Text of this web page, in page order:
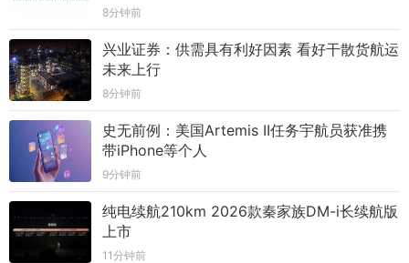
8分钟前
兴业证券：供需具有利好因素 看好干散货航运
未来上行
8分钟前
史无前例：美国Artemis II任务宇航员获准携
带iPhone等个人
9分钟前
纯电续航210km 2026款秦家族DM-i长续航版
上市
11分钟前